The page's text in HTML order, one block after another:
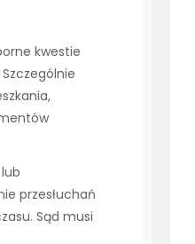
kwestie
przesłuchań
Sąd musi